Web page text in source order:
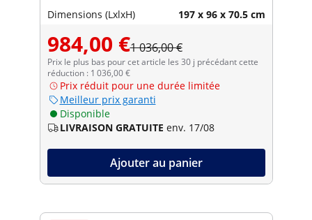
Dimensions (LxlxH) 197 x 96 x 70.5 cm
984,00 €1 036,00 €
Prix le plus bas pour cet article les 30 j précédant cette
réduction : 1 036,00 €
Prix réduit pour une durée limitée
Meilleur prix garanti
Disponible
LIVRAISON GRATUITE env. 17/08
Ajouter au panier